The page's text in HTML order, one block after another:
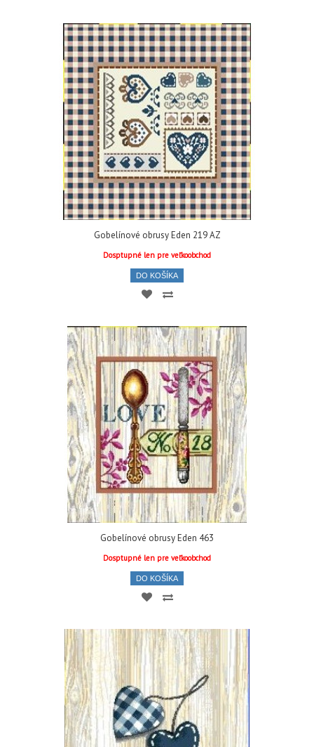
Gobelínové obrusy Eden 219 AZ
Dosptupné len pre veľkoobchod
DO KOŠÍKA
Gobelínové obrusy Eden 463
Dosptupné len pre veľkoobchod
DO KOŠÍKA